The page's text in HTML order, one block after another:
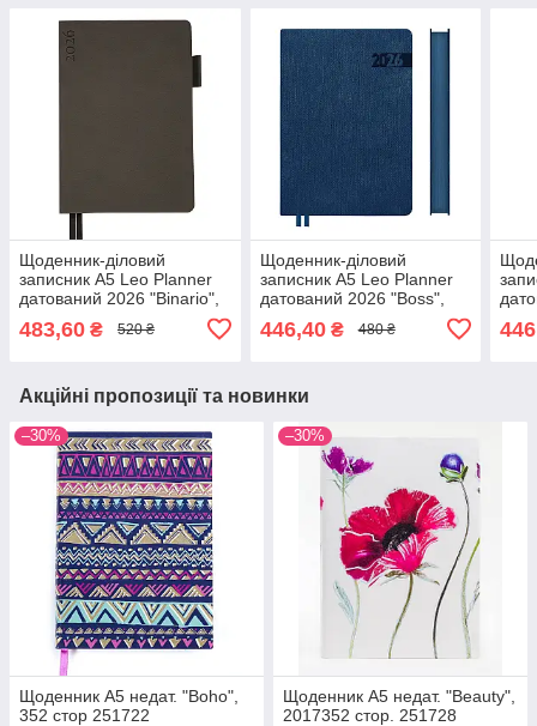
Щоденник-діловий
записник А5 Leo Planner
датований 2026 "Binario",
сторінок (252640)
483,60 ₴ 520 ₴
Щоденник-діловий
записник А5 Leo Planner
датований 2026 "Boss",
м'який, синій, 368 сторінок
(252633)
446,40₴ 480 ₴
Акційні пропозиції та новинки
–30%
Щоденник А5 недат. "Boho",
352 стор 251722
–30%
Щоденник А5 недат. "Beauty",
2017352 стор. 251728